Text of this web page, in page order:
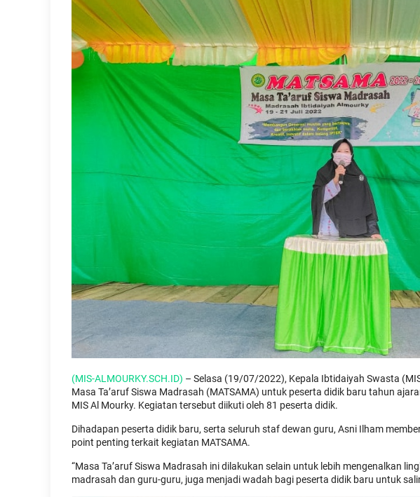
(MIS-ALMOURKY.SCH.ID) – Selasa (19/07/2022), Kepala Ibtidaiyah Swasta
Masa Ta’aruf Siswa Madrasah (MATSAMA) untuk peserta didik baru tahun
MIS Al Mourky. Kegiatan tersebut diikuti oleh 81 peserta didik.
Dihadapan peserta didik baru, serta seluruh staf dewan guru, Asni Ilham
point penting terkait kegiatan MATSAMA.
“Masa Ta’aruf Siswa Madrasah ini dilakukan selain untuk lebih mengenalkan
madrasah dan guru-guru, juga menjadi wadah bagi peserta didik baru untuk